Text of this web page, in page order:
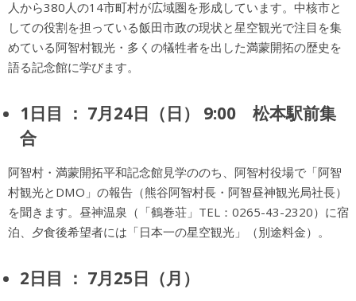
人から380人の14市町村が広域圏を形成しています。中核市と
しての役割を担っている飯田市政の現状と星空観光で注目を集
めている阿智村観光・多くの犠牲者を出した満蒙開拓の歴史を
語る記念館に学びます。
1日目 ： 7月24日（日） 9:00 松本駅前集
合
阿智村・満蒙開拓平和記念館見学ののち、阿智村役場で「阿智
村観光とDMO」の報告（熊谷阿智村長・阿智昼神観光局社長）
を聞きます。昼神温泉（「鶴巻荘」TEL：0265-43-2320）に宿
泊、夕食後希望者には「日本一の星空観光」（別途料金）。
2日目 ： 7月25日（月）